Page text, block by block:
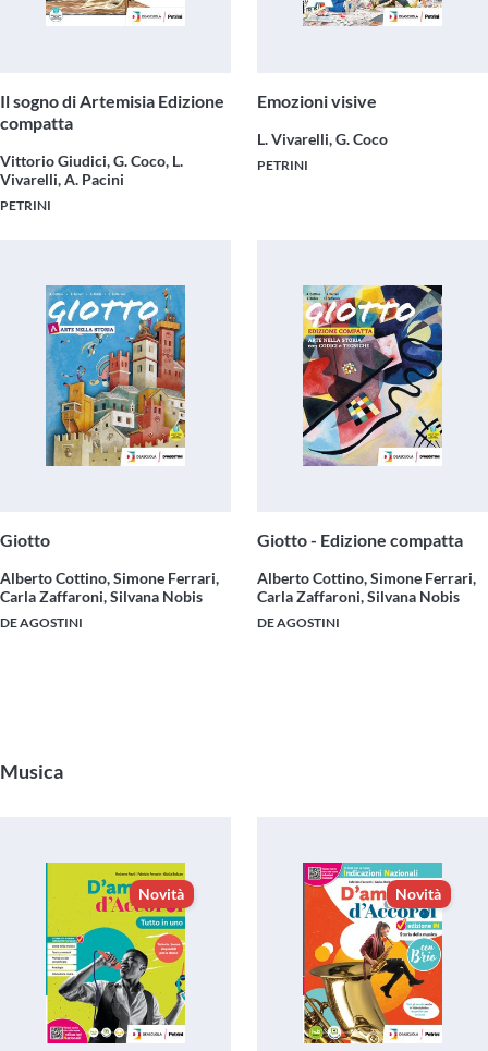
Il sogno di Artemisia Edizione
compatta
Vittorio Giudici, G. Coco, L.
Vivarelli, A. Pacini
PETRINI
Emozioni visive
L. Vivarelli, G. Coco
PETRINI
Giotto
Alberto Cottino, Simone Ferrari,
Carla Zaffaroni, Silvana Nobis
DE AGOSTINI
Giotto - Edizione compatta
Alberto Cottino, Simone Ferrari,
Carla Zaffaroni, Silvana Nobis
DE AGOSTINI
Musica
Novità Novità